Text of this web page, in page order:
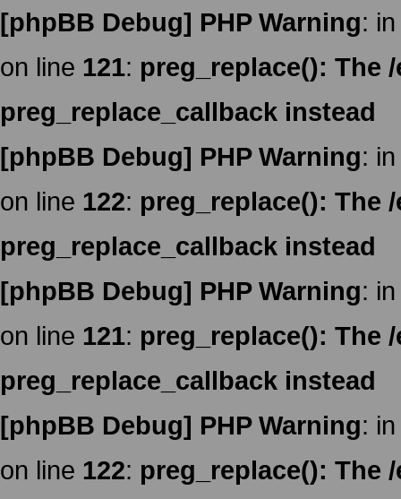
[phpBB Debug] PHP Warning:
on line 121: preg_replace(): The
preg_replace_callback instead
[phpBB Debug] PHP Warning:
on line 122: preg_replace(): The
preg_replace_callback instead
[phpBB Debug] PHP Warning:
on line 121: preg_replace(): The
preg_replace_callback instead
[phpBB Debug] PHP Warning:
on line 122: preg_replace(): The